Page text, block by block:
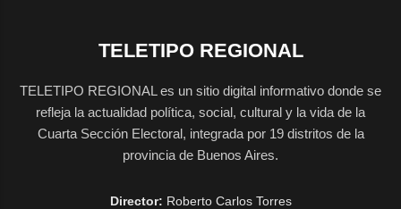
TELETIPO REGIONAL
TELETIPO REGIONAL es un sitio digital informativo donde se
refleja la actualidad política, social, cultural y la vida de la
Cuarta Sección Electoral, integrada por 19 distritos de la
provincia de Buenos Aires.
Director: Roberto Carlos Torres